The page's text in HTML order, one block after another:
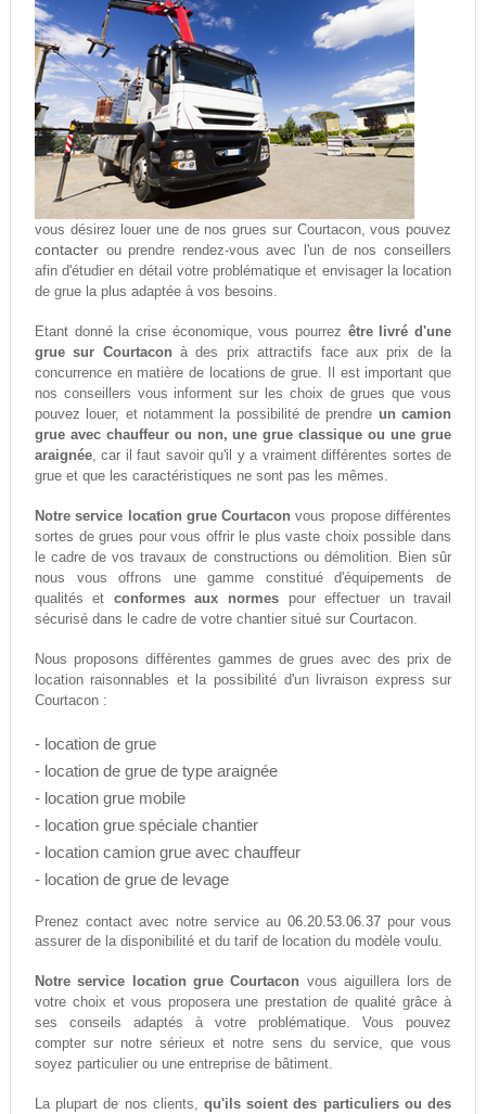
vous désirez louer une de nos grues sur Courtacon, vous pouvez
contacterou prendre rendez-vous avec l'un de nos conseillers
afin d'étudier en détail votre problématique et envisager la location
de grue la plus adaptée à vos besoins.
Etant donné la crise économique, vous pourrez être livré d'une
grue sur Courtacon à des prix attractifs face aux prix de la
concurrence en matière de locations de grue. Il est important que
nos conseillers vous informent sur les choix de grues que vous
pouvez louer, et notamment la possibilité de prendre un camion
grue avec chauffeur ou non, une grue classique ou une grue
araignée, car il faut savoir qu'il y a vraiment différentes sortes de
grue et que les caractéristiques ne sont pas les mêmes.
Notre service location grue Courtacon vous propose différentes
sortes de grues pour vous offrir le plus vaste choix possible dans
le cadre de vos travaux de constructions ou démolition. Bien sûr
nous vous offrons une gamme constitué d'équipements de
qualités et conformes aux normes pour effectuer un travail
sécurisé dans le cadre de votre chantier situé sur Courtacon.
Nous proposons différentes gammes de grues avec des prix de
location raisonnables et la possibilité d'un livraison express sur
Courtacon :
- location de grue
- location de grue de type araignée
- location grue mobile
- location grue spéciale chantier
- location camion grue avec chauffeur
- location de grue de levage
Prenez contact avec notre service au06.20.53.06.37 pour vous
assurer de la disponibilité et du tarif de location du modèle voulu.
Notre service location grue Courtacon vous aiguillera lors de
votre choix et vous proposera une prestation de qualité grâce à
ses conseils adaptés à votre problématique. Vous pouvez
compter sur notre sérieux et notre sens du service, que vous
soyez particulier ou une entreprise de bâtiment.
La plupart de nos clients, qu'ils soient des particuliers ou des